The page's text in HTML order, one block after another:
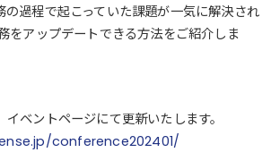
の過程で起こっていた課題が一気に解決され
をアップデートできる方法をご紹介しま
ベントページにて更新いたします。
conference202401/